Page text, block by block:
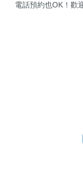
電話預約也OK！歡